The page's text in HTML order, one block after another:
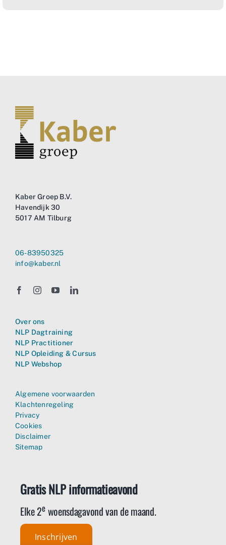
Kaber Groep B.V.
Havendijk 30
5017 AM Tilburg
06-83950325
info@kaber.nl
Over ons
NLP Dagtraining
NLP Practitioner
NLP Opleiding & Cursus
NLP Webshop
Algemene voorwaarden
Klachtenregeling
Privacy
Cookies
Disclaimer
Sitemap
Gratis NLP informatieavond
Elke 2ewoensdagavond van de maand.
Inschrijven